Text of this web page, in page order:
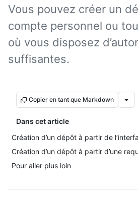
Vous pouvez créer un
compte personnel ou
où vous disposez
suffisantes.
Copier en tant que Markdown
Dans cet article
Création d’un dépôt à partir de
Création d’un dépôt à partir d’une
Pour aller plus loin